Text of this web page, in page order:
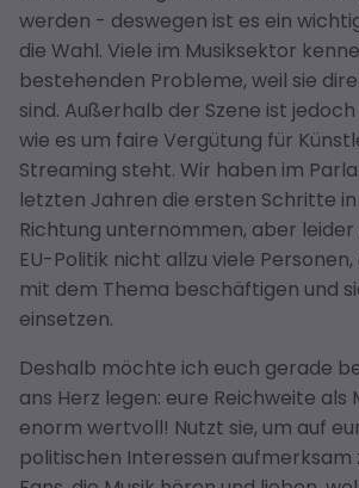
werden - deswegen ist es ein
die Wahl. Viele im Musiksektor
bestehenden Probleme, weil sie
sind. Außerhalb der Szene ist
wie es um faire Vergütung für
Streaming steht. Wir haben im
letzten Jahren die ersten Schritte
Richtung unternommen, aber
EU-Politik nicht allzu viele
mit dem Thema beschäftigen und
einsetzen.
Deshalb möchte ich euch gerade
ans Herz legen: eure Reichweite als
enorm wertvoll! Nutzt sie, um auf
politischen Interessen aufmerksam